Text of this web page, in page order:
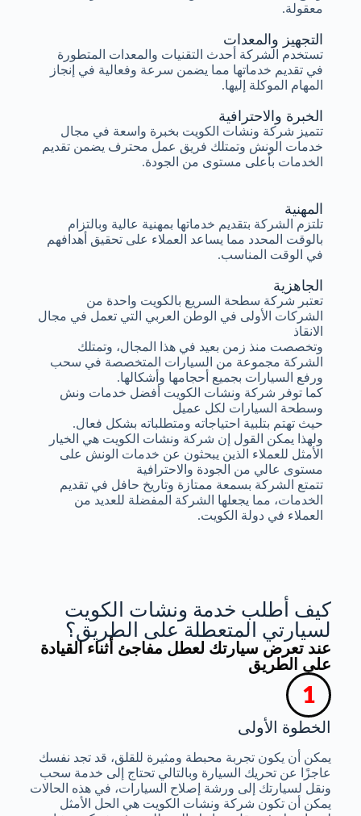
الخبرة والاحترافية
تتميز شركة ونشات الكويت بخبرة واسعة في مجال
خدمات الونش وتمتلك فريق عمل محترف يضمن تقديم
الخدمات بأعلى مستوى من الجودة.
التجهيز والمعدات
تستخدم الشركة أحدث التقنيات والمعدات المتطورة
في تقديم خدماتها مما يضمن سرعة وفعالية في إنجاز
المهام الموكلة إليها.
معقولة.
المهنية
تلتزم الشركة بتقديم خدماتها بمهنية عالية وبالتزام
بالوقت المحدد مما يساعد العملاء على تحقيق أهدافهم
في الوقت المناسب.
الجاهزية
تعتبر شركة سطحة السريع بالكويت واحدة من
الشركات الأولى في الوطن العربي التي تعمل في مجال
الانقاذ
وتخصصت منذ زمن بعيد في هذا المجال، وتمتلك
الشركة مجموعة من السيارات المتخصصة في سحب
ورفع السيارات بجميع أحجامها وأشكالها.
كما توفر شركة ونشات الكويت أفضل خدمات ونش
وسطحة السيارات لكل عميل
حيث تهتم بتلبية احتياجاته ومتطلباته بشكل فعال.
ولهذا يمكن القول إن شركة ونشات الكويت هي الخيار
الأمثل للعملاء الذين يبحثون عن خدمات الونش على
مستوى عالي من الجودة والاحترافية
تتمتع الشركة بسمعة ممتازة وتاريخ حافل في تقديم
الخدمات، مما يجعلها الشركة المفضلة للعديد من
العملاء في دولة الكويت.
كيف أطلب خدمة ونشات الكويت
لسيارتي المتعطلة على الطريق؟
عند تعرض سيارتك لعطل مفاجئ أثناء القيادة
على الطريق
الخطوة الأولى
يمكن أن يكون تجربة محبطة ومثيرة للقلق، قد تجد نفسك
عاجزًا عن تحريك السيارة وبالتالي تحتاج إلى خدمة سحب
ونقل لسيارتك إلى ورشة إصلاح السيارات، في هذه الحالات
يمكن أن تكون شركة ونشات الكويت هي الحل الأمثل